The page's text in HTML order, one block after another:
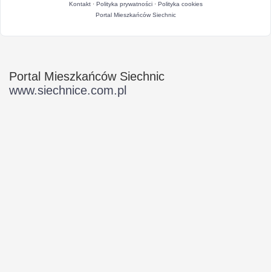
Kontakt· Polityka prywatności· Polityka cookies
Portal Mieszkańców Siechnic
Portal Mieszkańców Siechnic
www.siechnice.com.pl